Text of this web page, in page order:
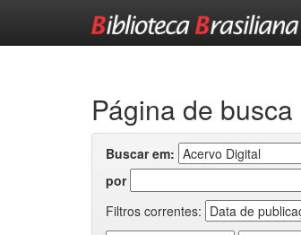
Página de busca
Buscar em:
por
Filtros correntes: